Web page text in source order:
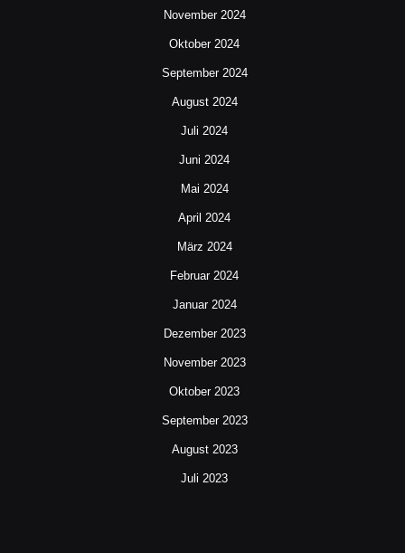
November 2024
Oktober 2024
September 2024
August 2024
Juli 2024
Juni 2024
Mai 2024
April 2024
März 2024
Februar 2024
Januar 2024
Dezember 2023
November 2023
Oktober 2023
September 2023
August 2023
Juli 2023